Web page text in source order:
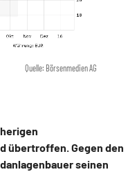
Quelle: Börsenmedien AG
übertroffen. Gegen den
seinen